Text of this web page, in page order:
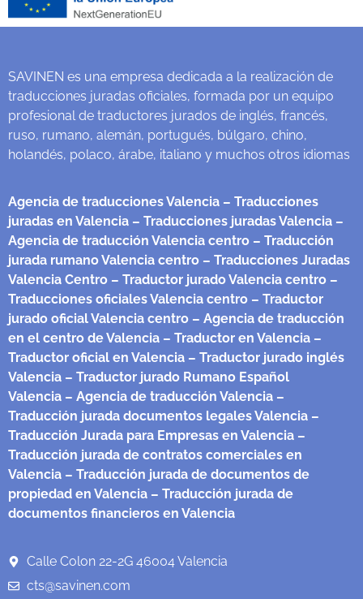
SAVINEN es una empresa dedicada a la realización de
traducciones juradas oficiales, formada por un equipo
profesional de traductores jurados de inglés, francés,
ruso, rumano, alemán, portugués, búlgaro, chino,
holandés, polaco, árabe, italiano y muchos otros idiomas
Agencia de traducciones Valencia – Traducciones
juradas en Valencia – Traducciones juradas Valencia –
Agencia de traducción Valencia centro – Traducción
jurada rumano Valencia centro – Traducciones Juradas
Valencia Centro – Traductor jurado Valencia centro –
Traducciones oficiales Valencia centro – Traductor
jurado oficial Valencia centro – Agencia de traducción
en el centro de Valencia – Traductor en Valencia –
Traductor oficial en Valencia – Traductor jurado inglés
Valencia – Traductor jurado Rumano Español
Valencia – Agencia de traducción Valencia –
Traducción jurada documentos legales Valencia –
Traducción Jurada para Empresas en Valencia –
Traducción jurada de contratos comerciales en
Valencia – Traducción jurada de documentos de
propiedad en Valencia – Traducción jurada de
documentos financieros en Valencia
Calle Colon 22-2G 46004 Valencia
cts@savinen.com